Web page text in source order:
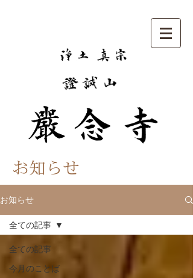
お知らせ
お知らせ
全ての記事
今月のことば
全ての記事